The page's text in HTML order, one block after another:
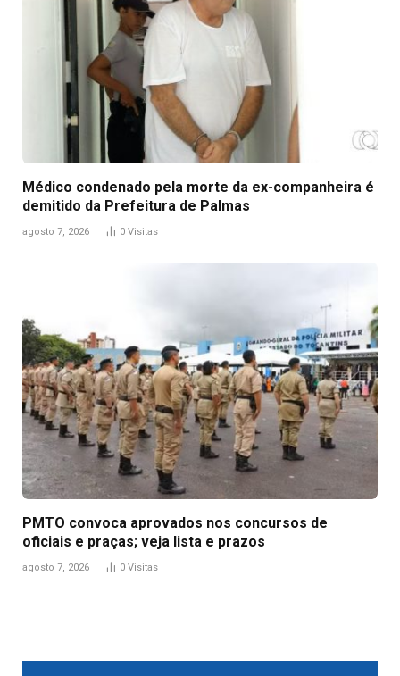
Médico condenado pela morte da ex-companheira é
demitido da Prefeitura de Palmas
agosto 7, 2026 0 Visitas
PMTO convoca aprovados nos concursos de
oficiais e praças; veja lista e prazos
agosto 7, 2026 0 Visitas